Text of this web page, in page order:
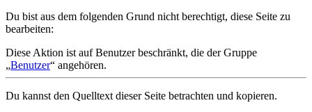
Du bist aus dem folgenden Grund nicht berechtigt, diese Seite zu
bearbeiten:
Diese Aktion ist auf Benutzer beschränkt, die der Gruppe
„Benutzer“ angehören.
Du kannst den Quelltext dieser Seite betrachten und kopieren.